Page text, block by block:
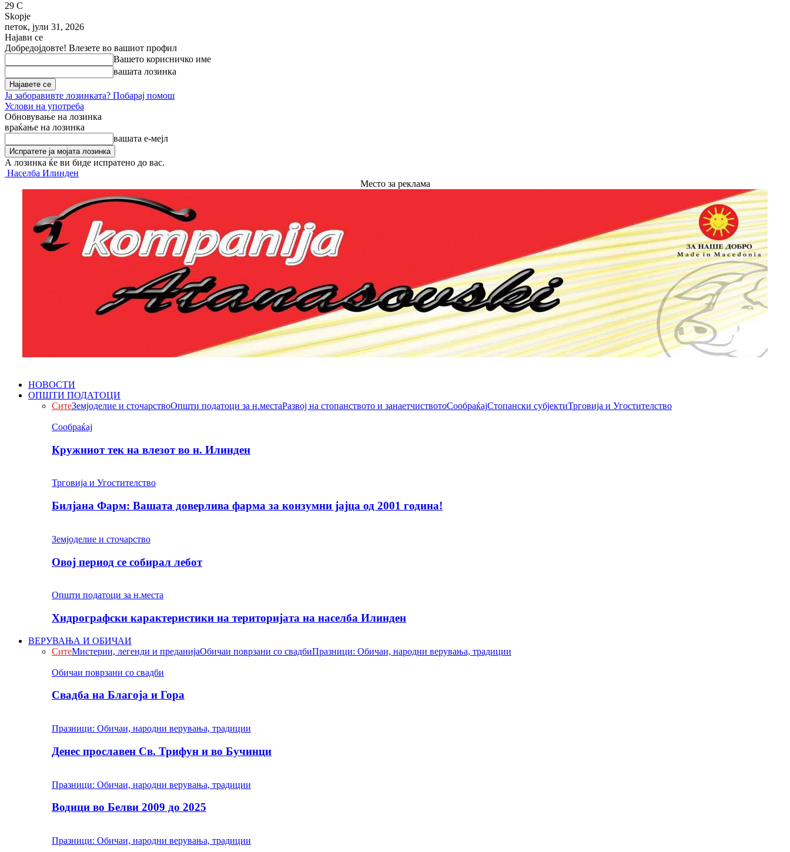
29 C
Skopje
петок, јули 31, 2026
Најави се
Добредојдовте! Влезете во вашиот профил
Вашето корисничко име
вашата лозинка
Ја заборавивте лозинката? Побарај помош
Услови на употреба
Обновување на лозинка
враќање на лозинка
вашата е-мејл
А лозинка ќе ви биде испратено до вас.
Населба Илинден
Место за реклама
НОВОСТИ
ОПШТИ ПОДАТОЦИ
СитеЗемјоделие и сточарствоОпшти податоци за н.местаРазвој на стопанството и занаетчиствотоСообраќајСтопански субјектиТрговија и Угостителство
Сообраќај
Кружниот тек на влезот во н. Илинден
Трговија и Угостителство
Билјана Фарм: Вашата доверлива фарма за конзумни јајца од 2001 година!
Земјоделие и сточарство
Овој период се собирал лебот
Општи податоци за н.места
Хидрографски карактеристики на територијата на населба Илинден
ВЕРУВАЊА И ОБИЧАИ
СитеМистерии, легенди и преданијаОбичаи поврзани со свадбиПразници: Обичаи, народни верувања, традиции
Обичаи поврзани со свадби
Свадба на Благоја и Гора
Празници: Обичаи, народни верувања, традиции
Денес прославен Св. Трифун и во Бучинци
Празници: Обичаи, народни верувања, традиции
Водици во Белви 2009 до 2025
Празници: Обичаи, народни верувања, традиции